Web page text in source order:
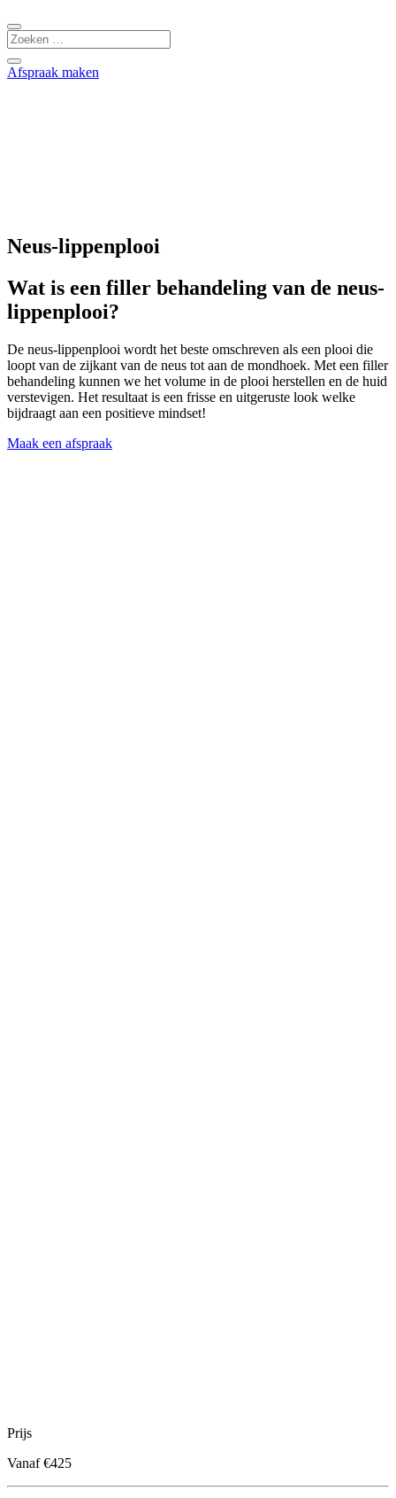
Afspraak maken
Neus-lippenplooi
Wat is een filler behandeling van de neus-
lippenplooi?
De neus-lippenplooi wordt het beste omschreven als een plooi die
loopt van de zijkant van de neus tot aan de mondhoek. Met een filler
behandeling kunnen we het volume in de plooi herstellen en de huid
verstevigen. Het resultaat is een frisse en uitgeruste look welke
bijdraagt aan een positieve mindset!
Maak een afspraak
Prijs
Vanaf €425